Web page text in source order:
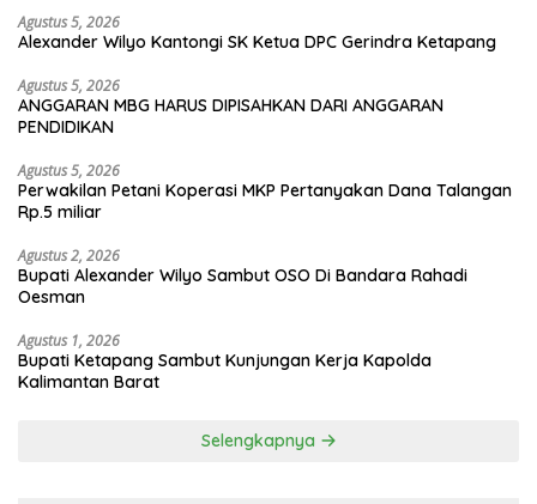
Agustus 5, 2026
Alexander Wilyo Kantongi SK Ketua DPC Gerindra Ketapang
Agustus 5, 2026
ANGGARAN MBG HARUS DIPISAHKAN DARI ANGGARAN
PENDIDIKAN
Agustus 5, 2026
Perwakilan Petani Koperasi MKP Pertanyakan Dana Talangan
Rp.5 miliar
Agustus 2, 2026
Bupati Alexander Wilyo Sambut OSO Di Bandara Rahadi
Oesman
Agustus 1, 2026
Bupati Ketapang Sambut Kunjungan Kerja Kapolda
Kalimantan Barat
Selengkapnya